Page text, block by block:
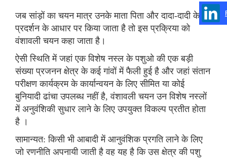
जब सांड़ों का चयन मात्र उनके माता पिता और दादा-दादी के
प्रदर्शन के आधार पर किया जाता है तो इस प्रक्रिया को
वंशावली चयन कहा जाता है।
ऐसी स्थिति में जहां एक विशेष नस्ल के पशुओ की एक बड़ी
संख्या प्रजनन क्षेत्र के कई गांवों में फैली हुई है और जहां संतान
परीक्षण कार्यक्रम के कार्यान्वयन के लिए सीमित या कोई
बुनियादी ढांचा उपलब्ध नहीं है, वंशावली चयन उन विशेष नस्लों
में अनुवंशिकी सुधार लाने के लिए उपयुक्त विकल्प प्रतीत होता
है ।
सामान्यत: किसी भी आबादी में आनुवंशिक प्रगति लाने के लिए
जो रणनीति अपनायी जाती है वह यह है कि उस क्षेत्र की पशु